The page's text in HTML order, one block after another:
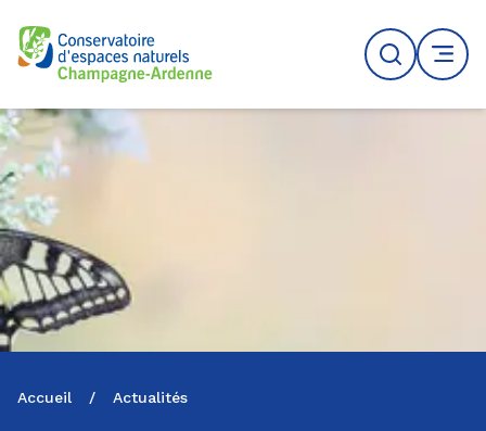
Logo du CENCA
Recherche
MENU
Accueil / Actualités